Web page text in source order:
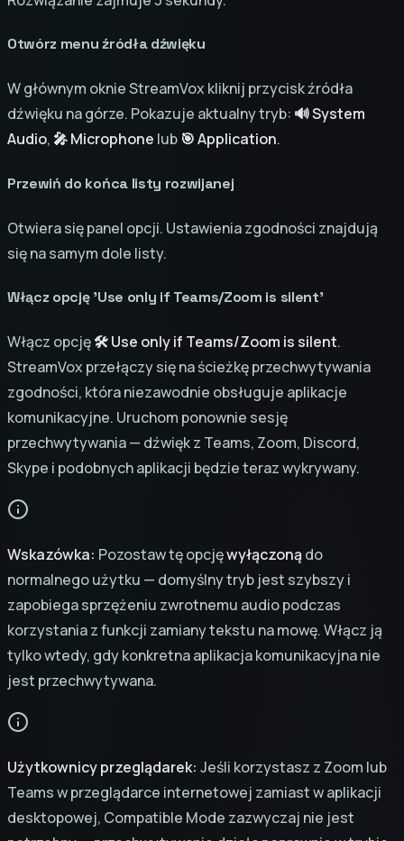
Otwórz menu źródła dźwięku
W głównym oknie StreamVox kliknij przycisk źródła
dźwięku na górze. Pokazuje aktualny tryb: 🔊 System
Audio, 🎤 Microphone lub 🎯 Application.
Przewiń do końca listy rozwijanej
Otwiera się panel opcji. Ustawienia zgodności znajdują
się na samym dole listy.
Włącz opcję 'Use only if Teams/Zoom is silent'
Włącz opcję🛠 Use only if Teams/Zoom is silent.
StreamVox przełączy się na ścieżkę przechwytywania
zgodności, która niezawodnie obsługuje aplikacje
komunikacyjne. Uruchom ponownie sesję
przechwytywania — dźwięk z Teams, Zoom, Discord,
Skype i podobnych aplikacji będzie teraz wykrywany.
Wskazówka: Pozostaw tę opcjęwyłączonądo
normalnego użytku — domyślny tryb jest szybszy i
zapobiega sprzężeniu zwrotnemu audio podczas
korzystania z funkcji zamiany tekstu na mowę. Włącz ją
tylko wtedy, gdy konkretna aplikacja komunikacyjna nie
jest przechwytywana.
Użytkownicy przeglądarek: Jeśli korzystasz z Zoom lub
Teams w przeglądarce internetowej zamiast w aplikacji
desktopowej, Compatible Mode zazwyczaj nie jest